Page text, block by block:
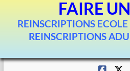
FAIRE
REINSCRIPTIONS
REINSCRIPTIONS
Aller